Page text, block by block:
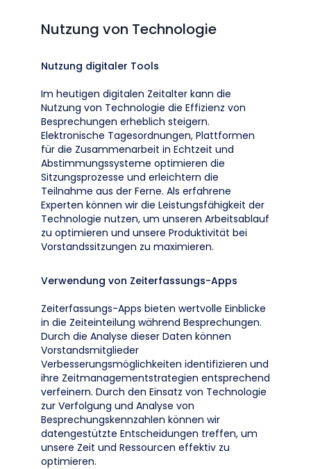
Nutzung von Technologie
Nutzung digitaler Tools
Im heutigen digitalen Zeitalter kann die
Nutzung von Technologie die Effizienz von
Besprechungen erheblich steigern.
Elektronische Tagesordnungen, Plattformen
für die Zusammenarbeit in Echtzeit und
Abstimmungssysteme optimieren die
Sitzungsprozesse und erleichtern die
Teilnahme aus der Ferne. Als erfahrene
Experten können wir die Leistungsfähigkeit der
Technologie nutzen, um unseren Arbeitsablauf
zu optimieren und unsere Produktivität bei
Vorstandssitzungen zu maximieren.
Verwendung von Zeiterfassungs-Apps
Zeiterfassungs-Apps bieten wertvolle Einblicke
in die Zeiteinteilung während Besprechungen.
Durch die Analyse dieser Daten können
Vorstandsmitglieder
Verbesserungsmöglichkeiten identifizieren und
ihre Zeitmanagementstrategien entsprechend
verfeinern. Durch den Einsatz von Technologie
zur Verfolgung und Analyse von
Besprechungskennzahlen können wir
datengestützte Entscheidungen treffen, um
unsere Zeit und Ressourcen effektiv zu
optimieren.